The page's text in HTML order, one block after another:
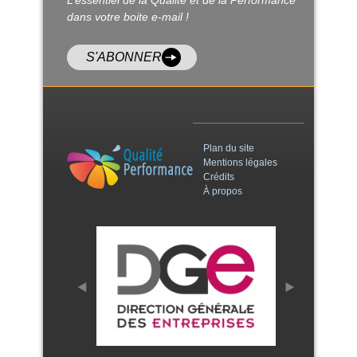
dans votre boite e-mail !
S'ABONNER
Plan du site
Mentions légales
Crédits
À propos